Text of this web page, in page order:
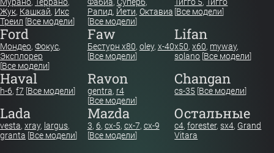
Мурано, Террано,
Жук, Кашкай, Икс
Треил [Все модели]
Фабиа, Суперб,
Рапид, Йети, Октавиа
[Все модели]
Тигго 5,Тигго
[Все модели]
Ford
Мондео, Фокус,
Эксплорер
[Все модели]
Faw
Бестурн х80, oley, x-40
[Все модели]
Lifan
x50,x60, myway,
solano [Все модели]
Haval
h-6, f7 [Все модели]
Ravon
gentra, r4
[Все модели]
Changan
cs-35 [Все модели]
Lada
vesta, xray, largus,
granta [Все модели]
Mazda
3, 6, cx-5, cx-7, cx-9
[Все модели]
Остальные
c4,forester,sx4, Grand
Vitara